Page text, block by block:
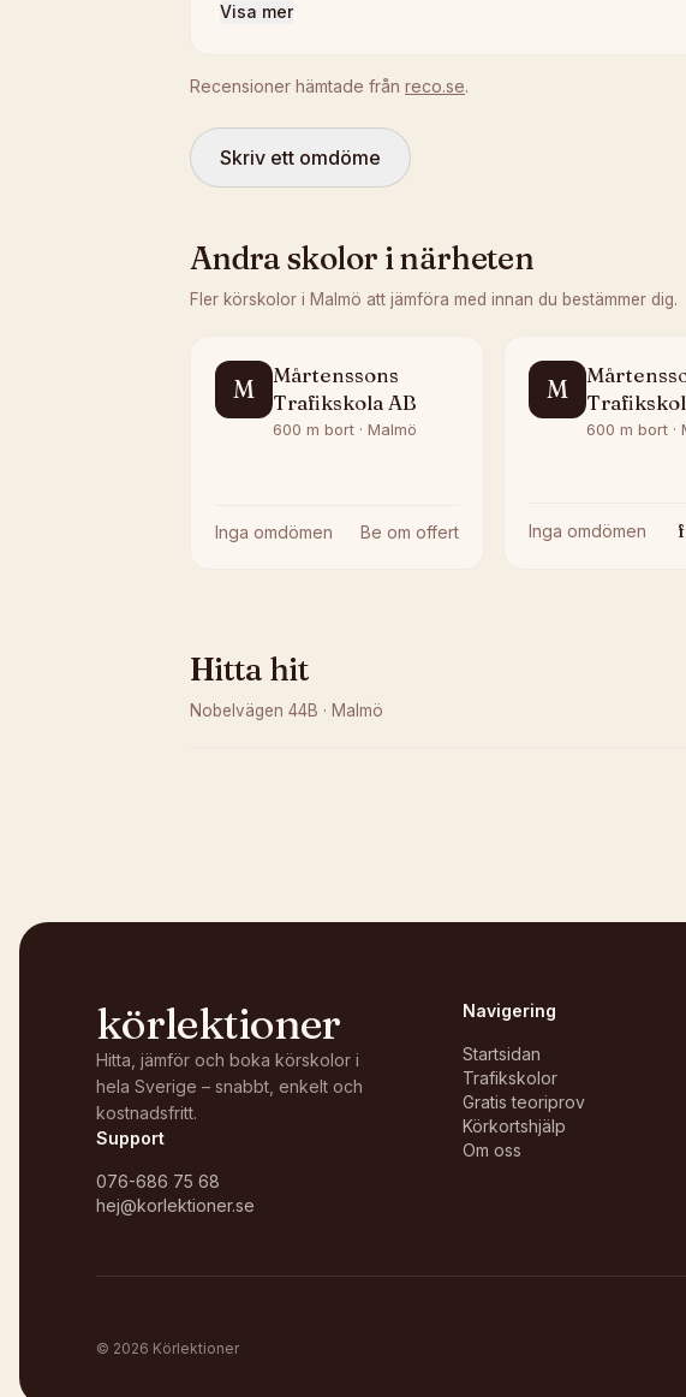
Visa mer
Recensioner hämtade från reco.se.
Skriv ett omdöme
Andra skolor i närheten
Fler körskolor i Malmö att jämföra med innan du bestämmer dig.
M
Mårtenssons
Trafikskola AB
600 m bort · Malmö
Inga omdömen Be om offert
M
Värnhem
600 m bort ·
Inga omdömen
Hitta hit
Nobelvägen 44B · Malmö
körlektioner
Hitta, jämför och boka körskolor i
hela Sverige – snabbt, enkelt och
kostnadsfritt.
Support
076-686 75 68
hej@korlektioner.se
Navigering
Startsidan
Trafikskolor
Gratis teoriprov
Körkortshjälp
Om oss
© 2026 Körlektioner